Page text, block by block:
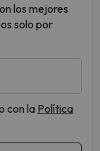
los mejores
solo por
con la Política